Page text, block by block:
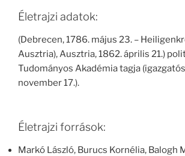
Életrajzi adatok:
(Debrecen, 1786. május 23. –
Ausztria), Ausztria, 1862. április 21.)
Tudományos Akadémia tagja
november 17.).
Életrajzi források:
Markó László, Burucs Kornélia, Balogh